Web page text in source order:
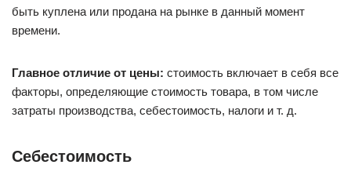
быть куплена или продана на рынке в данный момент
времени.
Главное отличие от цены: стоимость включает в себя все
факторы, определяющие стоимость товара, в том числе
затраты производства, себестоимость, налоги и т. д.
Себестоимость